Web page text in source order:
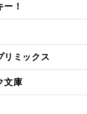
！
リミックス
文庫